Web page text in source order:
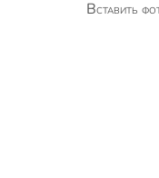
Вставить